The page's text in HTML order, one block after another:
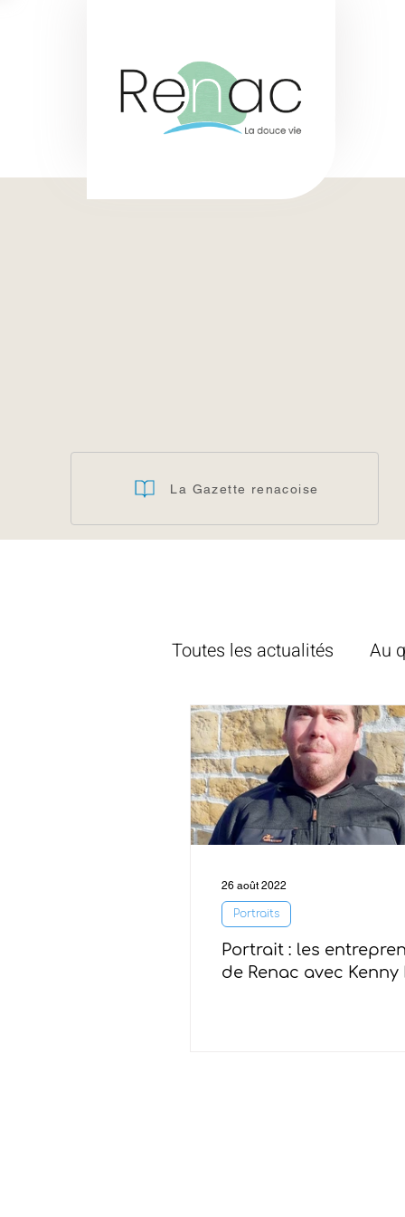
La Gazette renacoise
Toutes les actualités Au
Ecole Redon
Portrait : les
de Renac avec Kenny
Portraits
26 août 2022